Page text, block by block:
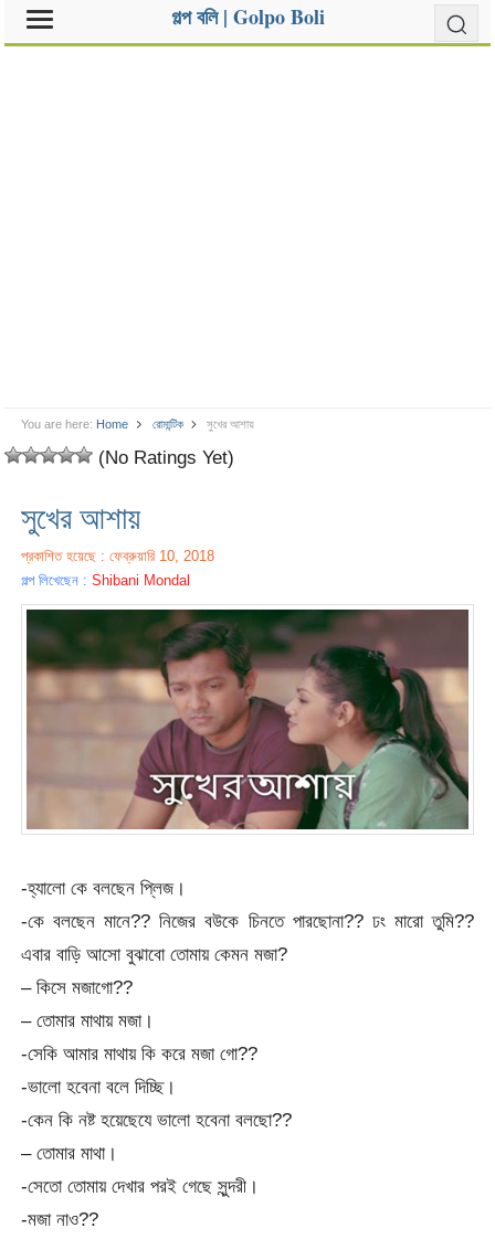
গল্প বলি | Golpo Boli
You are here: Home রোমান্টিক সুখের আশায়
(No Ratings Yet)
সুখের আশায়
প্রকাশিত হয়েছে : ফেব্রুয়ারি 10, 2018
গল্প লিখেছেন :Shibani Mondal
-হ্যালো কে বলছেন প্লিজ।
-কে বলছেন মানে?? নিজের বউকে চিনতে পারছোনা?? ঢং মারো তুমি??
এবার বাড়ি আসো বুঝাবো তোমায় কেমন মজা?
– কিসে মজাগো??
– তোমার মাথায় মজা।
-সেকি আমার মাথায় কি করে মজা গো??
-ভালো হবেনা বলে দিচ্ছি।
-কেন কি নষ্ট হয়েছেযে ভালো হবেনা বলছো??
– তোমার মাথা।
-সেতো তোমায় দেখার পরই গেছে সুন্দরী।
-মজা নাও??